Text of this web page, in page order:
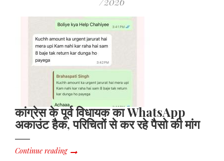
कांग्रेस के पूर्व विधायक का WhatsApp
अकाउंट हैक, परिचितों से कर रहे पैसो की मांग
Continue reading